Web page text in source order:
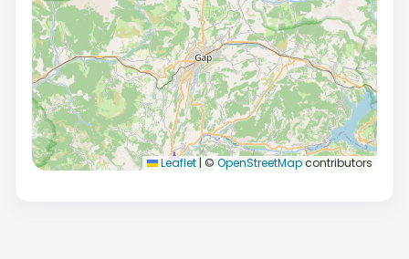
Leaflet | © OpenStreetMapcontributors